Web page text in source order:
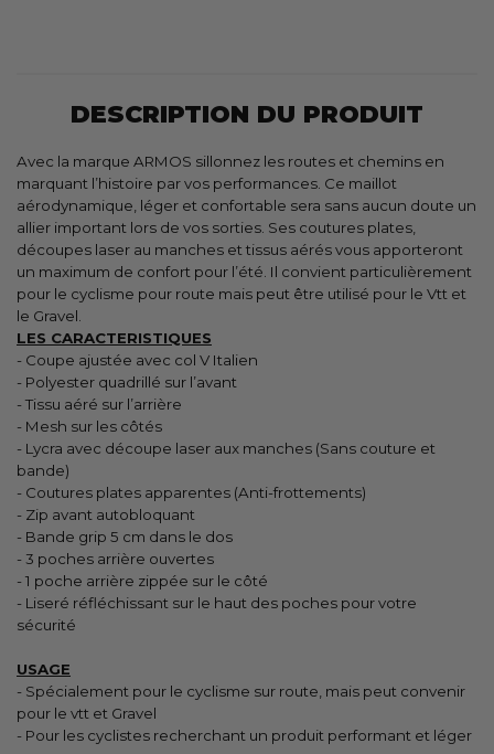
DESCRIPTION DU PRODUIT
Avec la marque ARMOS sillonnez les routes et chemins en
marquant l’histoire par vos performances. Ce maillot
aérodynamique, léger et confortable sera sans aucun doute un
allier important lors de vos sorties. Ses coutures plates,
découpes laser au manches et tissus aérés vous apporteront
un maximum de confort pour l’été. Il convient particulièrement
pour le cyclisme pour route mais peut être utilisé pour le Vtt et
le Gravel.
LES CARACTERISTIQUES
- Coupe ajustée avec col V Italien
- Polyester quadrillé sur l’avant
- Tissu aéré sur l’arrière
- Mesh sur les côtés
- Lycra avec découpe laser aux manches (Sans couture et
bande)
- Coutures plates apparentes (Anti-frottements)
- Zip avant autobloquant
- Bande grip 5 cm dans le dos
- 3 poches arrière ouvertes
- 1 poche arrière zippée sur le côté
- Liseré réfléchissant sur le haut des poches pour votre
sécurité
USAGE
- Spécialement pour le cyclisme sur route, mais peut convenir
pour le vtt et Gravel
- Pour les cyclistes recherchant un produit performant et léger